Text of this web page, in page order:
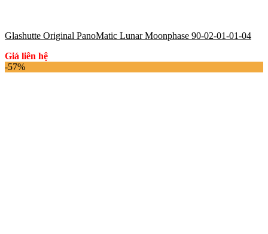
Glashutte Original PanoMatic Lunar Moonphase 90-02-01-01-04
Giá liên hệ
-57%